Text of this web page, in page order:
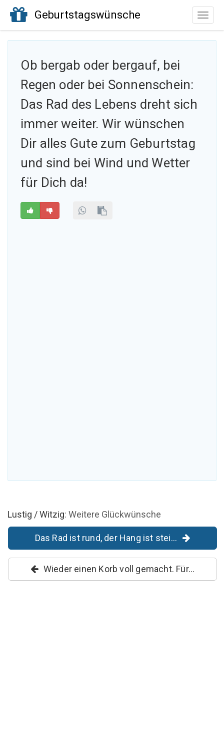
Toggle
Geburtstagswünsche
Ob bergab oder bergauf, bei
Regen oder bei Sonnenschein:
Das Rad des Lebens dreht sich
immer weiter. Wir wünschen
Dir alles Gute zum Geburtstag
und sind bei Wind und Wetter
für Dich da!
Lustig / Witzig: Weitere Glückwünsche
Das Rad ist rund, der Hang ist stei...
Wieder einen Korb voll gemacht. Für...